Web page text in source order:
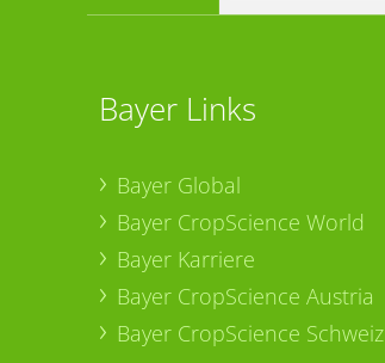
Bayer Links
Bayer Global
Bayer CropScience World
Bayer Karriere
Bayer CropScience Austria
Bayer CropScience Schweiz